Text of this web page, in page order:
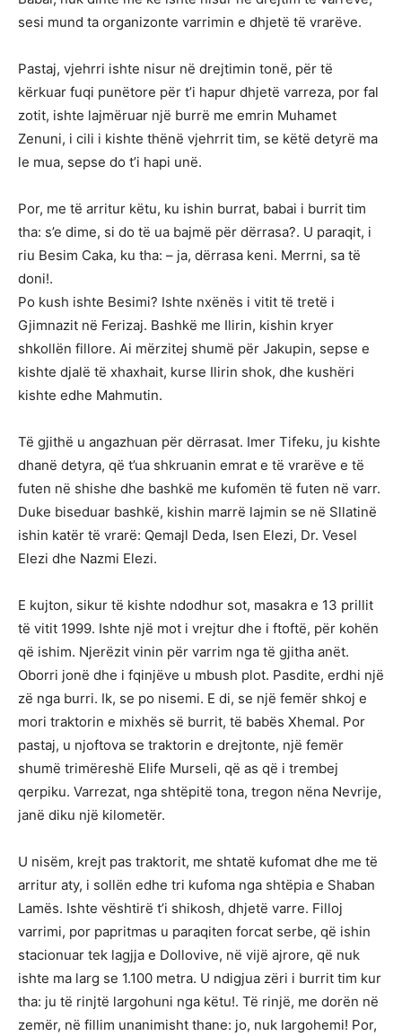
sesi mund ta organizonte varrimin e dhjetë të vrarëve.
Pastaj, vjehrri ishte nisur në drejtimin tonë, për të
kërkuar fuqi punëtore për t’i hapur dhjetë varreza, por fal
zotit, ishte lajmëruar një burrë me emrin Muhamet
Zenuni, i cili i kishte thënë vjehrrit tim, se këtë detyrë ma
le mua, sepse do t’i hapi unë.
Por, me të arritur këtu, ku ishin burrat, babai i burrit tim
tha: s’e dime, si do të ua bajmë për dërrasa?. U paraqit, i
riu Besim Caka, ku tha: – ja, dërrasa keni. Merrni, sa të
doni!.
Po kush ishte Besimi? Ishte nxënës i vitit të tretë i
Gjimnazit në Ferizaj. Bashkë me Ilirin, kishin kryer
shkollën fillore. Ai mërzitej shumë për Jakupin, sepse e
kishte djalë të xhaxhait, kurse Ilirin shok, dhe kushëri
kishte edhe Mahmutin.
Të gjithë u angazhuan për dërrasat. Imer Tifeku, ju kishte
dhanë detyra, që t’ua shkruanin emrat e të vrarëve e të
futen në shishe dhe bashkë me kufomën të futen në varr.
Duke biseduar bashkë, kishin marrë lajmin se në Sllatinë
ishin katër të vrarë: Qemajl Deda, Isen Elezi, Dr. Vesel
Elezi dhe Nazmi Elezi.
E kujton, sikur të kishte ndodhur sot, masakra e 13 prillit
të vitit 1999. Ishte një mot i vrejtur dhe i ftoftë, për kohën
që ishim. Njerëzit vinin për varrim nga të gjitha anët.
Oborri jonë dhe i fqinjëve u mbush plot. Pasdite, erdhi një
zë nga burri. Ik, se po nisemi. E di, se një femër shkoj e
mori traktorin e mixhës së burrit, të babës Xhemal. Por
pastaj, u njoftova se traktorin e drejtonte, një femër
shumë trimëreshë Elife Murseli, që as që i trembej
qerpiku. Varrezat, nga shtëpitë tona, tregon nëna Nevrije,
janë diku një kilometër.
U nisëm, krejt pas traktorit, me shtatë kufomat dhe me të
arritur aty, i sollën edhe tri kufoma nga shtëpia e Shaban
Lamës. Ishte vështirë t’i shikosh, dhjetë varre. Filloj
varrimi, por papritmas u paraqiten forcat serbe, që ishin
stacionuar tek lagjja e Dollovive, në vijë ajrore, që nuk
ishte ma larg se 1.100 metra. U ndigjua zëri i burrit tim kur
tha: ju të rinjtë largohuni nga këtu!. Të rinjë, me dorën në
zemër, në fillim unanimisht thane: jo, nuk largohemi! Por,